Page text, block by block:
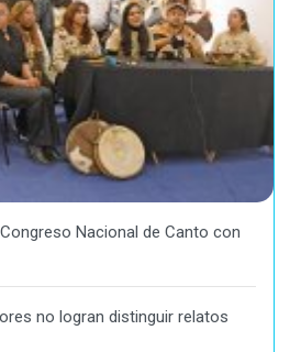
Nacional de Canto con
no logran distinguir relatos